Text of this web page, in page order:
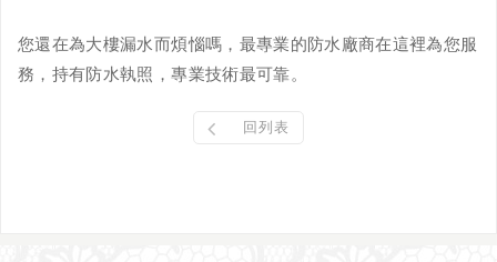
您還在為大樓漏水而煩惱嗎，最專業的防水廠商在這裡為您服
務，持有防水執照，專業技術最可靠。
回列表